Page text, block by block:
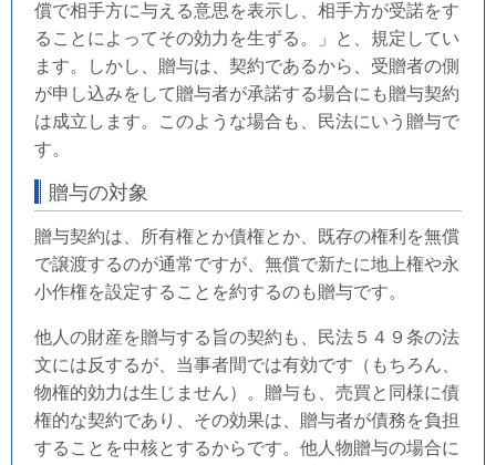
償で相手方に与える意思を表示し、相手方が受諾をす
ることによってその効力を生ずる。」と、規定してい
ます。しかし、贈与は、契約であるから、受贈者の側
が申し込みをして贈与者が承諾する場合にも贈与契約
は成立します。このような場合も、民法にいう贈与で
す。
贈与の対象
贈与契約は、所有権とか債権とか、既存の権利を無償
で譲渡するのが通常ですが、無償で新たに地上権や永
小作権を設定することを約するのも贈与です。
他人の財産を贈与する旨の契約も、民法５４９条の法
文には反するが、当事者間では有効です（もちろん、
物権的効力は生じません）。贈与も、売買と同様に債
権的な契約であり、その効果は、贈与者が債務を負担
することを中核とするからです。他人物贈与の場合に